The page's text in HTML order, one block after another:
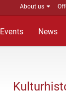
About us
Events News